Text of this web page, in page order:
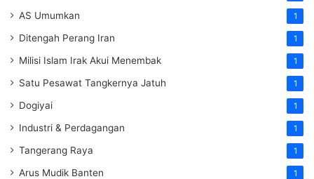
AS Umumkan 1
Ditengah Perang Iran 1
Milisi Islam Irak Akui Menembak 1
Satu Pesawat Tangkernya Jatuh 1
Dogiyai 1
Industri & Perdagangan 1
Tangerang Raya 1
Arus Mudik Banten 1